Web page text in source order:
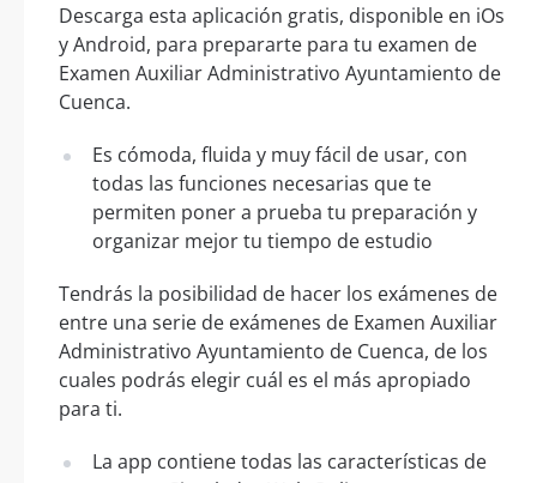
Descarga esta aplicación gratis, disponible en iOs
y Android, para prepararte para tu examen de
Examen Auxiliar Administrativo Ayuntamiento de
Cuenca.
Es cómoda, fluida y muy fácil de usar, con
todas las funciones necesarias que te
permiten poner a prueba tu preparación y
organizar mejor tu tiempo de estudio
Tendrás la posibilidad de hacer los exámenes de
entre una serie de exámenes de Examen Auxiliar
Administrativo Ayuntamiento de Cuenca, de los
cuales podrás elegir cuál es el más apropiado
para ti.
La app contiene todas las características de